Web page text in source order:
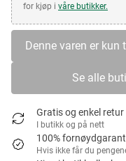
for kjøp i våre butikker.
Denne varen er
Se alle
Gratis og enkel retur
I butikk og på nett
100%
Hvis ikke får du